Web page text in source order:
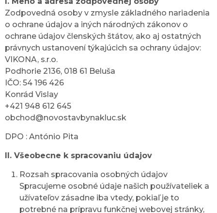
Zodpovedná osoby v zmysle základného nariadenia
o ochrane údajov a iných národných zákonov o
ochrane údajov členských štátov, ako aj ostatných
právnych ustanovení týkajúcich sa ochrany údajov:
VIKONA, s.r.o.
Podhorie 2136, 018 61 Beluša
IČO: 54 196 426
Konrád Vislay
+421 948 612 645
obchod@novostavbynakluc.sk
DPO : António Pita
II. Všeobecne k spracovaniu údajov
Rozsah spracovania osobných údajov
Spracujeme osobné údaje našich používateliek a
užívateľov zásadne iba vtedy, pokiaľ je to
potrebné na prípravu funkčnej webovej stránky,